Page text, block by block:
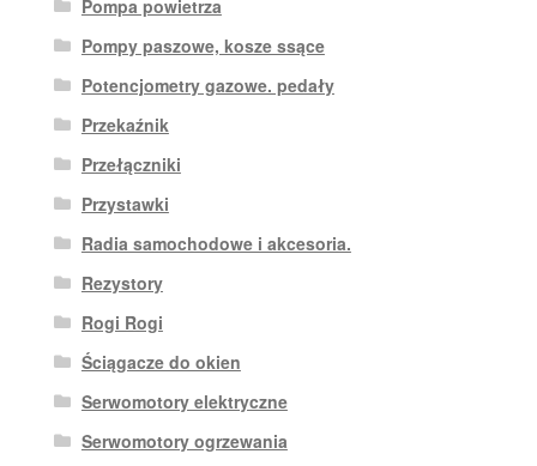
Pompa powietrza
Pompy paszowe, kosze ssące
Potencjometry gazowe. pedały
Przekaźnik
Przełączniki
Przystawki
Radia samochodowe i akcesoria.
Rezystory
Rogi Rogi
Ściągacze do okien
Serwomotory elektryczne
Serwomotory ogrzewania